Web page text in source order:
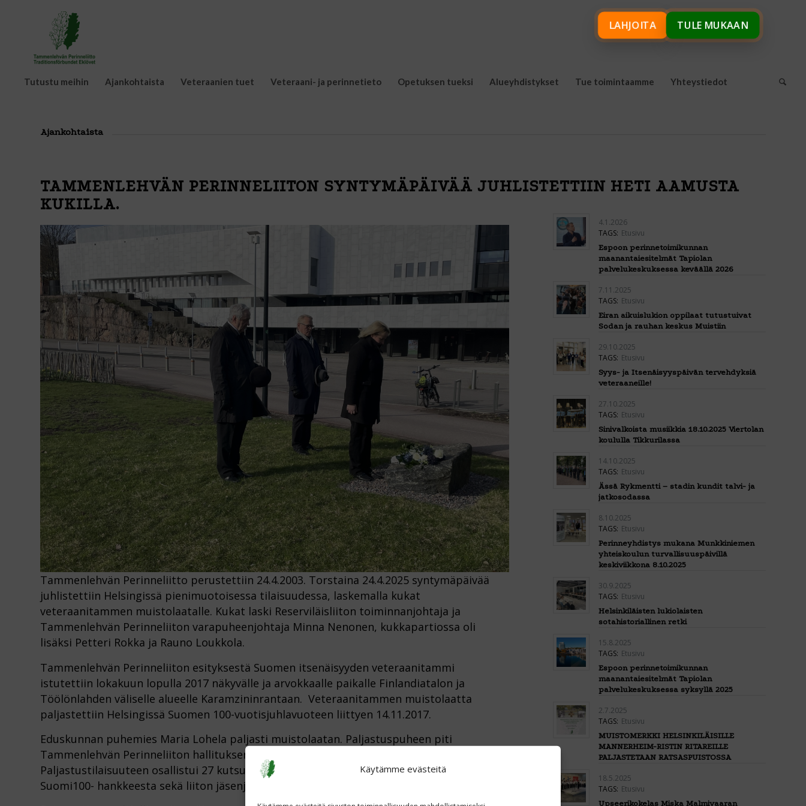
Käytämme evästeitä
Tutustu meihin Ajankohtaista Veteraanien tuet Veteraani- ja perinnetieto Opetuksen tueksi Alueyhdistykset Tue toimintaamme Yhteystiedot
Ajankohtaista
TAMMENLEHVÄN PERINNELIITON SYNTYMÄPÄIVÄÄ JUHLISTETTIIN HETI AAMUSTA
KUKILLA.
Tammenlehvän Perinneliitto perustettiin 24.4.2003. Torstaina 24.4.2025 syntymäpäivää
juhlistettiin Helsingissä pienimuotoisessa tilaisuudessa, laskemalla kukat
veteraanitammen muistolaatalle. Kukat laski Reserviläisliiton toiminnanjohtaja ja
Tammenlehvän Perinneliiton varapuheenjohtaja Minna Nenonen, kukkapartiossa oli
lisäksi Petteri Rokka ja Rauno Loukkola.
Tammenlehvän Perinneliiton esityksestä Suomen itsenäisyyden veteraanitammi
istutettiin lokakuun lopulla 2017 näkyvälle ja arvokkaalle paikalle Finlandiatalon ja
Töölönlahden väliselle alueelle Karamzininrantaan. Veteraanitammen muistolaatta
paljastettiin Helsingissä Suomen 100-vuotisjuhlavuoteen liittyen 14.11.2017.
Eduskunnan puhemies Maria Lohela paljasti muistolaatan. Paljastuspuheen piti
Tammenlehvän Perinneliiton hallituksen jäsen, maakuntaneuvos Kimmo Kajaste.
Paljastustilaisuuteen osallistui 27 kutsuvierasta Helsingin kaupungista, Eduskunnasta,
Suomi100- hankkeesta sekä liiton jäsenjärjestöistä.
4.1.2026
TAGS: Etusivu
Espoon perinnetoimikunnan
maanantaiesitelmät Tapiolan
palvelukeskuksessa keväällä 2026
7.11.2025
TAGS: Etusivu
Eiran aikuislukion oppilaat tutustuivat
Sodan ja rauhan keskus Muistiin
29.10.2025
TAGS: Etusivu
Syys- ja Itsenäisyyspäivän tervehdyksiä
veteraaneille!
27.10.2025
TAGS: Etusivu
Sinivalkoista musiikkia 18.10.2025 Viertolan
koululla Tikkurilassa
14.10.2025
TAGS: Etusivu
Ässä Rykmentti – stadin kundit talvi- ja
jatkosodassa
8.10.2025
TAGS: Etusivu
Perinneyhdistys mukana Munkkiniemen
yhteiskoulun turvallisuuspäivillä
keskiviikkona 8.10.2025
30.9.2025
TAGS: Etusivu
Helsinkiläisten lukiolaisten
sotahistoriallinen retki
15.8.2025
TAGS: Etusivu
Espoon perinnetoimikunnan
maanantaiesitelmät Tapiolan
palvelukeskuksessa syksyllä 2025
2.7.2025
TAGS: Etusivu
MUISTOMERKKI HELSINKILÄISILLE
MANNERHEIM-RISTIN RITAREILLE
PALJASTETAAN RATSASPUISTOSSA
18.5.2025
TAGS: Etusivu
Upseerikokelas Miska Malmivaaran
LAHJOITA TULE MUKAAN